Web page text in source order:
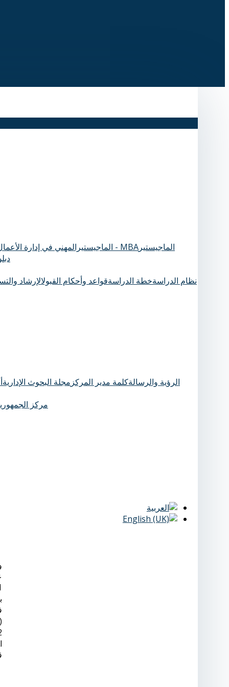
الماجيستيرالمهني في إدارة الأعمال - MBA الماجيستير
نظام الدراسةخطة الدراسةقواعد وأحكام القبولالإرشاد
الرؤية والرسالةكلمة مدير المركز مجلة البحوث الإدارية
مركز
(Summer Course).